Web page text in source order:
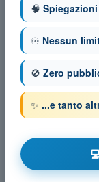
🧠
♾️ Nessun
🚫 Zero
✨ ...e tanto